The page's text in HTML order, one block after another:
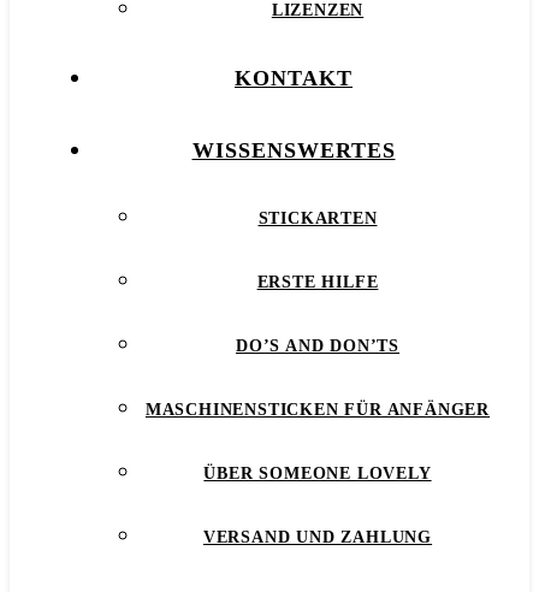
LIZENZEN
KONTAKT
WISSENSWERTES
STICKARTEN
ERSTE HILFE
DO’S AND DON’TS
MASCHINENSTICKEN FÜR ANFÄNGER
ÜBER SOMEONE LOVELY
VERSAND UND ZAHLUNG